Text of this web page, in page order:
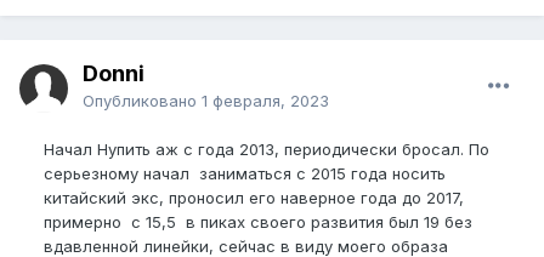
Donni
Опубликовано 1 февраля, 2023
Начал Нупить аж с года 2013, периодически бросал. По
серьезному начал заниматься с 2015 года носить
китайский экс, проносил его наверное года до 2017,
примерно с 15,5 в пиках своего развития был 19 без
вдавленной линейки, сейчас в виду моего образа